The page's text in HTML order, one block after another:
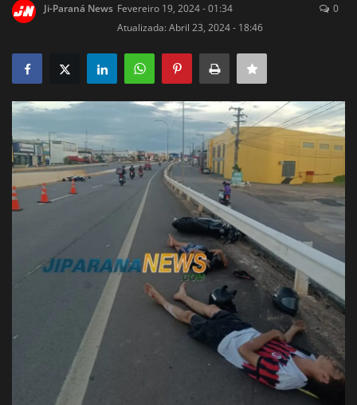
Justiça
Brasil
Galeria
Saúde
Ji-Paraná News Fevereiro 19, 2024 - 01:34
Atualizada: Abril 23, 2024 - 18:46
0